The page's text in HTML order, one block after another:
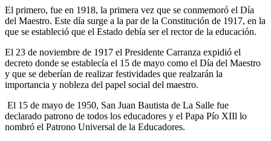
El primero, fue en 1918, la primera vez que se conmemoró el Día
del Maestro. Este día surge a la par de la Constitución de 1917, en la
que se estableció que el Estado debía ser el rector de la educación.
El 23 de noviembre de 1917 el Presidente Carranza expidió el
decreto donde se establecía el 15 de mayo como el Día del Maestro
y que se deberían de realizar festividades que realzarán la
importancia y nobleza del papel social del maestro.
El 15 de mayo de 1950, San Juan Bautista de La Salle fue
declarado patrono de todos los educadores y el Papa Pío XIIl lo
nombró el Patrono Universal de la Educadores.